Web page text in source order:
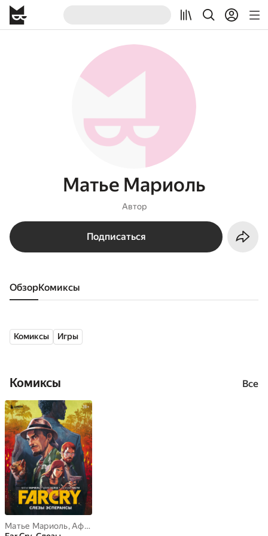
Матье Мариоль
Автор
Подписаться
Обзор комиксы
Комиксы Игры
Комиксы Все
Матье Мариоль,Афиф Халед